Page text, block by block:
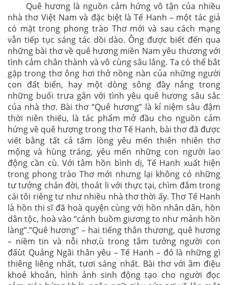
Quê hương là nguồn cảm hứng vô tận của nhiều
nhà thơ Việt Nam và đặc biệt là Tế Hanh – một tác giả
có mặt trong phong trào Thơ mới và sau cách mạng
vẫn tiếp tục sáng tác dồi dào. Ông được biết đến qua
những bài thơ về quê hương miền Nam yêu thương với
tình cảm chân thành và vô cùng sâu lắng. Ta có thể bắt
gặp trong thơ ông hơi thở nồng nàn của những người
con đất biển, hay một dòng sông đầy nắng trong
những buổi trưa gắn với tình yêu quê hương sâu sắc
của nhà thơ. Bài thơ “Quê hương” là kỉ niệm sâu đậm
thời niên thiếu, là tác phẩm mở đầu cho nguồn cảm
hứng về quê hương trong thơ Tế Hanh, bài thơ đã được
viết bằng tất cả tấm lòng yêu mến thiên nhiên thơ
mộng và hùng tráng, yêu mến những con người lao
động cần cù. Với tâm hồn bình dị, Tế Hanh xuất hiện
trong phong trào Thơ mới nhưng lại không có những
tư tưởng chán đời, thoát li với thực tại, chìm đắm trong
cái tôi riêng tư như nhiều nhà thơ thời ấy. Thơ Tế Hanh
là hồn thi sĩ đã hoà quyện cùng với hồn nhân dân, hồn
dân tộc, hoà vào “cánh buồm giương to như mảnh hồn
làng”.“Quê hương” – hai tiếng thân thương, quê hương
– niềm tin và nỗi nhơ,ù trong tâm tưởng người con
đấùt Quảng Ngãi thân yêu – Tế Hanh – đó là những gì
thiêng liêng nhất, tươi sáng nhất. Bài thơ với âm điệu
khoẻ khoắn, hình ảnh sinh động tạo cho người đọc